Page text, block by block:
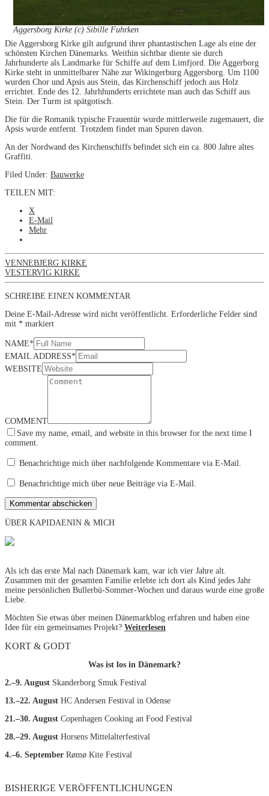
Aggersborg Kirke (c) Sibille Fuhrken
Die Aggersborg Kirke gilt aufgrund ihrer phantastischen Lage als eine der
schönsten Kirchen Dänemarks. Weithin sichtbar diente sie durch
Jahrhunderte als Landmarke für Schiffe auf dem Limfjord. Die Aggerborg
Kirke steht in unmittelbarer Nähe zur Wikingerburg Aggersborg. Um 1100
wurden Chor und Apsis aus Stein, das Kirchenschiff jedoch aus Holz
errichtet. Ende des 12. Jahrhhunderts errichtete man auch das Schiff aus
Stein. Der Turm ist spätgotisch.
Die für die Romanik typische Frauentür wurde mittlerweile zugemauert, die
Apsis wurde entfernt. Trotzdem findet man Spuren davon.
An der Nordwand des Kirchenschiffs befindet sich ein ca. 800 Jahre altes
Graffiti.
Filed Under: Bauwerke
TEILEN MIT:
X
E-Mail
Mehr
VENNEBJERG KIRKE
VESTERVIG KIRKE
SCHREIBE EINEN KOMMENTAR
Deine E-Mail-Adresse wird nicht veröffentlicht. Erforderliche Felder sind
mit * markiert
NAME*
EMAIL ADDRESS*
WEBSITE
COMMENT
Save my name, email, and website in this browser for the next time I
comment.
Benachrichtige mich über nachfolgende Kommentare via E-Mail.
Benachrichtige mich über neue Beiträge via E-Mail.
ÜBER KAPIDAENIN & MICH
Als ich das erste Mal nach Dänemark kam, war ich vier Jahre alt.
Zusammen mit der gesamten Familie erlebte ich dort als Kind jedes Jahr
meine persönlichen Bullerbü-Sommer-Wochen und daraus wurde eine große
Liebe.
Möchten Sie etwas über meinen Dänemarkblog erfahren und haben eine
Idee für ein gemeinsames Projekt? Weiterlesen
KORT & GODT
Was ist los in Dänemark?
2.–9. August Skanderborg Smuk Festival
13.–22. August HC Andersen Festival in Odense
21.–30. August Copenhagen Cooking an Food Festival
28.–29. August Horsens Mittelalterfestival
4.–6. September Rømø Kite Festival
BISHERIGE VERÖFFENTLICHUNGEN